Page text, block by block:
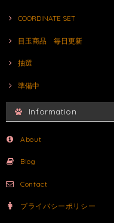
COORDINATE SET
目玉商品 毎日更新
抽選
準備中
Information
About
Blog
Contact
プライバシーポリシー